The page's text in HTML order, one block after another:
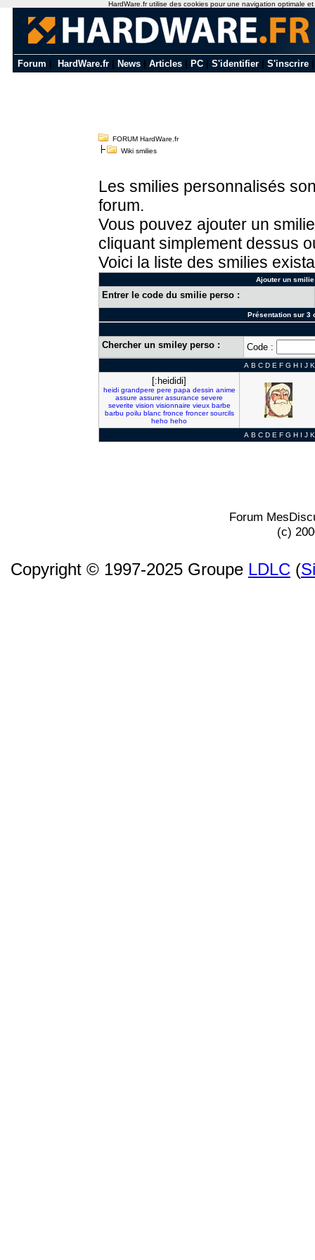
Forum HardWare.fr News Articles PC S'identifier S'inscrire
FORUM HardWare.fr
Wiki smilies
Les smilies personnalisés
forum.
Vous pouvez ajouter un
cliquant simplement dessus
Voici la liste des smilies
Ajouter un
Entrer le code du smilie perso :
Présentation sur 3
Chercher un smiley perso : Code :
A B C D E F G H I J K
[:heididi]
heidi grandpere pere papa dessin anime
assure assurer assurance severe
severite vision visionnaire vieux barbe
barbu poilu blanc fronce froncer sourcils
heho heho
A B C D E F G H I J K
Forum
(c)
Copyright © 1997-2025 Groupe LDLC (
HardWare.fr utilise des cookies pour une navigation optimale